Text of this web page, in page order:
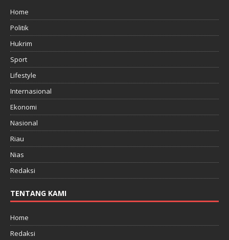
Home
Politik
Hukrim
Sport
Lifestyle
Internasional
Ekonomi
Nasional
Riau
Nias
Redaksi
TENTANG KAMI
Home
Redaksi